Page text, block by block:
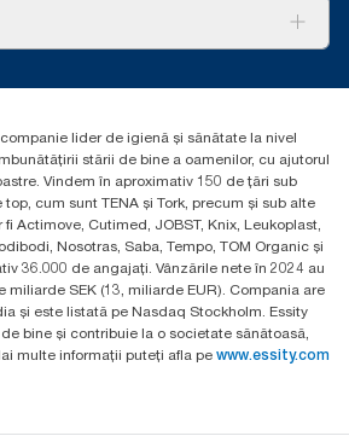
Professional Hygiene
lider de igienă și sănătate la nivel
stării de bine a oamenilor, cu ajutorul
Vindem în aproximativ 150 de țări sub
cum sunt TENA și Tork, precum și sub alte
Actimove, Cutimed, JOBST, Knix, Leukoplast,
Nosotras, Saba, Tempo, TOM Organic și
36.000 de angajați. Vânzările nete în 2024 au
miliarde SEK (13, miliarde EUR). Compania are
și este listată pe Nasdaq Stockholm. Essity
bine și contribuie la o societate sănătoasă,
multe informații puteți afla pe www.essity.com